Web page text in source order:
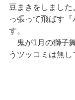
豆まきをしました
っ張って飛ばす
す。
鬼が1月の獅子
うツッコミは無し